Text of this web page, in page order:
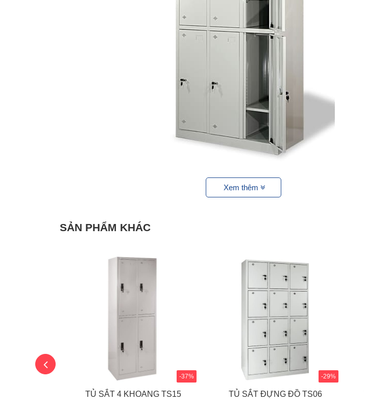
Xem thêm
SẢN PHẨM KHÁC
-34% -37%
TỦ SẮT 4 KHOANG TS15
-29%
TỦ SẮT ĐỰNG ĐỒ TS06